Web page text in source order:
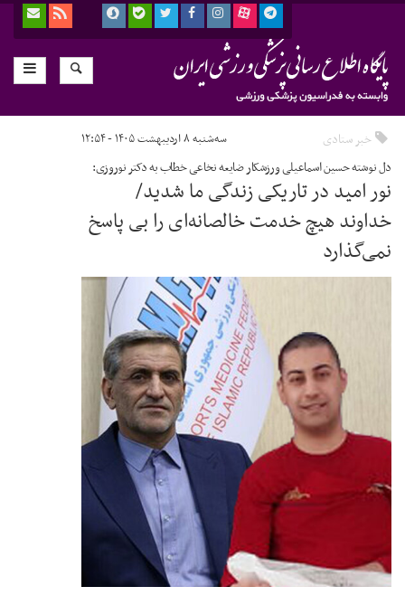
خبر ستادی سه‌شنبه ۸ اردیبهشت ۱۴۰۵ - ۱۲:۵۴
دل نوشته حسین اسماعیلی ورزشکار ضایعه نخاعی خطاب به دکتر نوروزی:
نور امید در تاریکی زندگی ما شدید/
خداوند هیچ خدمت خالصانه‌ای را بی پاسخ
نمی‌گذارد